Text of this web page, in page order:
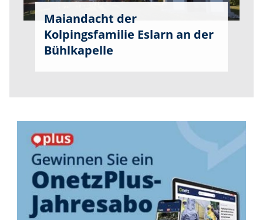
Maiandacht der
Kolpingsfamilie Eslarn an der
Bühlkapelle